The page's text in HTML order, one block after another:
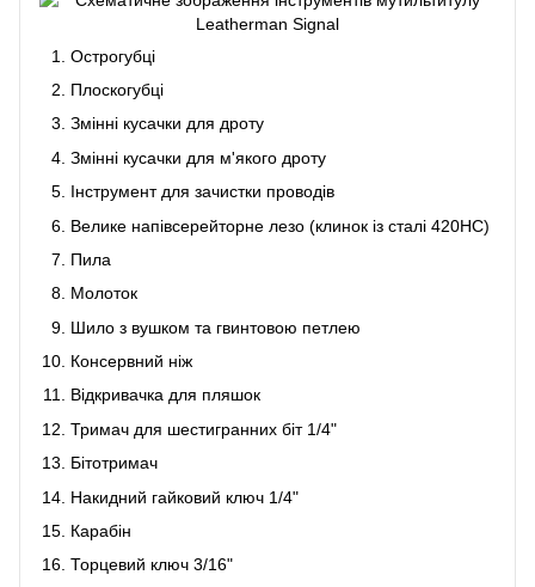
Острогубці
Плоскогубці
Змінні кусачки для дроту
Змінні кусачки для м'якого дроту
Інструмент для зачистки проводів
Велике напівсерейторне лезо (клинок із сталі 420НС)
Пила
Молоток
Шило з вушком та гвинтовою петлею
Консервний ніж
Відкривачка для пляшок
Тримач для шестигранних біт 1/4"
Бітотримач
Накидний гайковий ключ 1/4"
Карабін
Торцевий ключ 3/16"